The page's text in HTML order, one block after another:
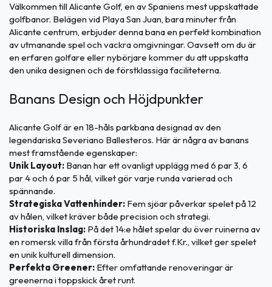
Välkommen till Alicante Golf, en av Spaniens mest uppskattade
golfbanor. Belägen vid Playa San Juan, bara minuter från
Alicante centrum, erbjuder denna bana en perfekt kombination
av utmanande spel och vackra omgivningar. Oavsett om du är
en erfaren golfare eller nybörjare kommer du att uppskatta
den unika designen och de förstklassiga faciliteterna.
Banans Design och Höjdpunkter
Alicante Golf är en 18-håls parkbana designad av den
legendariska Severiano Ballesteros. Här är några av banans
mest framstående egenskaper:
Unik Layout: Banan har ett ovanligt upplägg med 6 par 3, 6
par 4 och 6 par 5 hål, vilket gör varje runda varierad och
spännande.
Strategiska Vattenhinder: Fem sjöar påverkar spelet på 12
av hålen, vilket kräver både precision och strategi.
Historiska Inslag: På det 14:e hålet spelar du över ruinerna av
en romersk villa från första århundradet f.Kr., vilket ger spelet
en unik kulturell dimension.
Perfekta Greener: Efter omfattande renoveringar är
greenerna i toppskick året runt.